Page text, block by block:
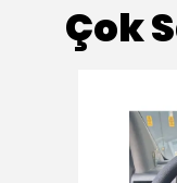
Çok